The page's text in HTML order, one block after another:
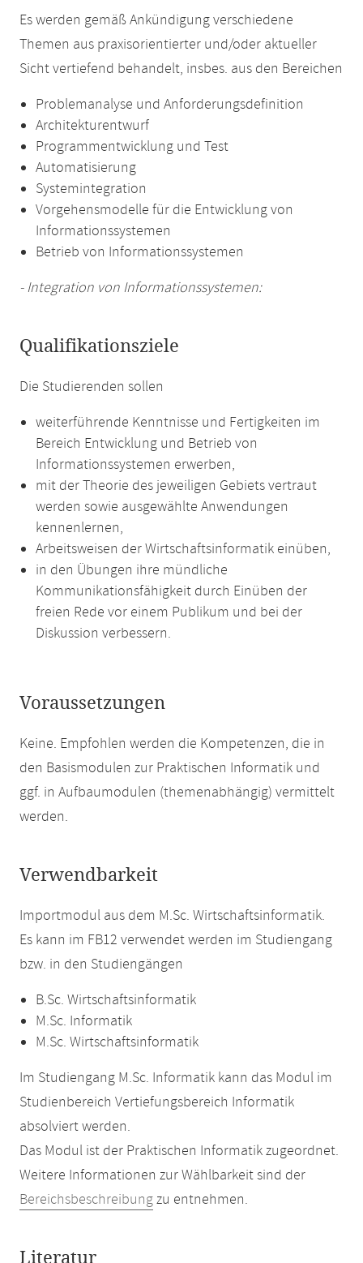
Es werden gemäß Ankündigung verschiedene
Themen aus praxisorientierter und/oder aktueller
Sicht vertiefend behandelt, insbes. aus den Bereichen
Problemanalyse und Anforderungsdefinition
Architekturentwurf
Programmentwicklung und Test
Automatisierung
Systemintegration
Vorgehensmodelle für die Entwicklung von
Informationssystemen
Betrieb von Informationssystemen
- Integration von Informationssystemen:
Qualifikationsziele
Die Studierenden sollen
weiterführende Kenntnisse und Fertigkeiten im
Bereich Entwicklung und Betrieb von
Informationssystemen erwerben,
mit der Theorie des jeweiligen Gebiets vertraut
werden sowie ausgewählte Anwendungen
kennenlernen,
Arbeitsweisen der Wirtschaftsinformatik einüben,
in den Übungen ihre mündliche
Kommunikationsfähigkeit durch Einüben der
freien Rede vor einem Publikum und bei der
Diskussion verbessern.
Voraussetzungen
Keine. Empfohlen werden die Kompetenzen, die in
den Basismodulen zur Praktischen Informatik und
ggf. in Aufbaumodulen (themenabhängig) vermittelt
werden.
Verwendbarkeit
Importmodul aus dem M.Sc. Wirtschaftsinformatik.
Es kann im FB12 verwendet werden im Studiengang
bzw. in den Studiengängen
B.Sc. Wirtschaftsinformatik
M.Sc. Informatik
M.Sc. Wirtschaftsinformatik
Im Studiengang M.Sc. Informatik kann das Modul im
Studienbereich Vertiefungsbereich Informatik
absolviert werden.
Das Modul ist der Praktischen Informatik zugeordnet.
Weitere Informationen zur Wählbarkeit sind der
Bereichsbeschreibungzu entnehmen.
Literatur